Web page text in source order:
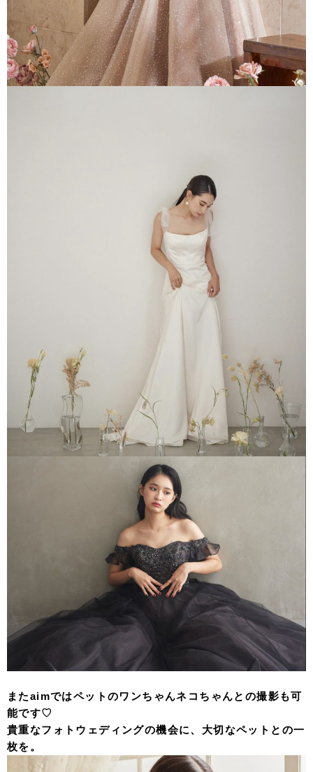
またaimではペットのワンちゃんネコちゃんとの撮影も可
能です♡
貴重なフォトウェディングの機会に、大切なペットとの一
枚を。